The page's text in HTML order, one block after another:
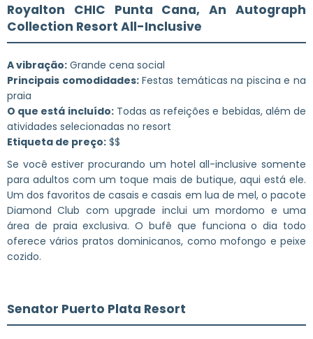
Royalton CHIC Punta Cana, An Autograph
Collection Resort All-Inclusive
A vibração: Grande cena social
Principais comodidades:Festas temáticas na piscina e na
praia
O que está incluído:Todas as refeições e bebidas, além de
atividades selecionadas no resort
Etiqueta de preço: $$
Se você estiver procurando um hotel all-inclusive somente
para adultos com um toque mais de butique, aqui está ele.
Um dos favoritos de casais e casais em lua de mel, o pacote
Diamond Club com upgrade inclui um mordomo e uma
área de praia exclusiva. O bufê que funciona o dia todo
oferece vários pratos dominicanos, como mofongo e peixe
cozido.
Senator Puerto Plata Resort